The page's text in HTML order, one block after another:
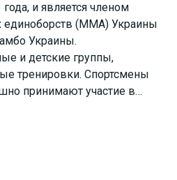
и является членом
(ММА) Украины
Украины.
и детские группы,
тренировки. Спортсмены
принимают участие в
видам единоборств